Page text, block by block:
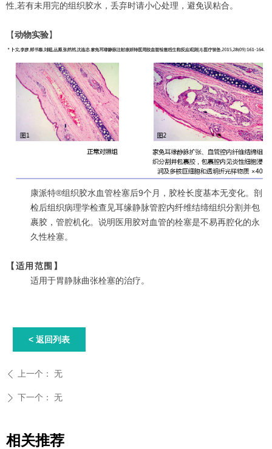
ꄴ 上一个： 无
ꄲ 下一个： 无
性,若有未用完的组织胶水，丢弃时请小心处理，避免误粘合。
【动物实验】
康派特®组织胶水血管栓塞后9个月，胶栓长度基本无变化。剖
检后组织病理学检查见耳缘静脉管腔内纤维结缔组织分割并包
裹胶，管腔机化。说明医用胶对血管的栓塞是不易再腔化的永
久性栓塞。
【适用范围】
适用于胃静脉曲张栓塞的治疗。
相关推荐
< 返回列表